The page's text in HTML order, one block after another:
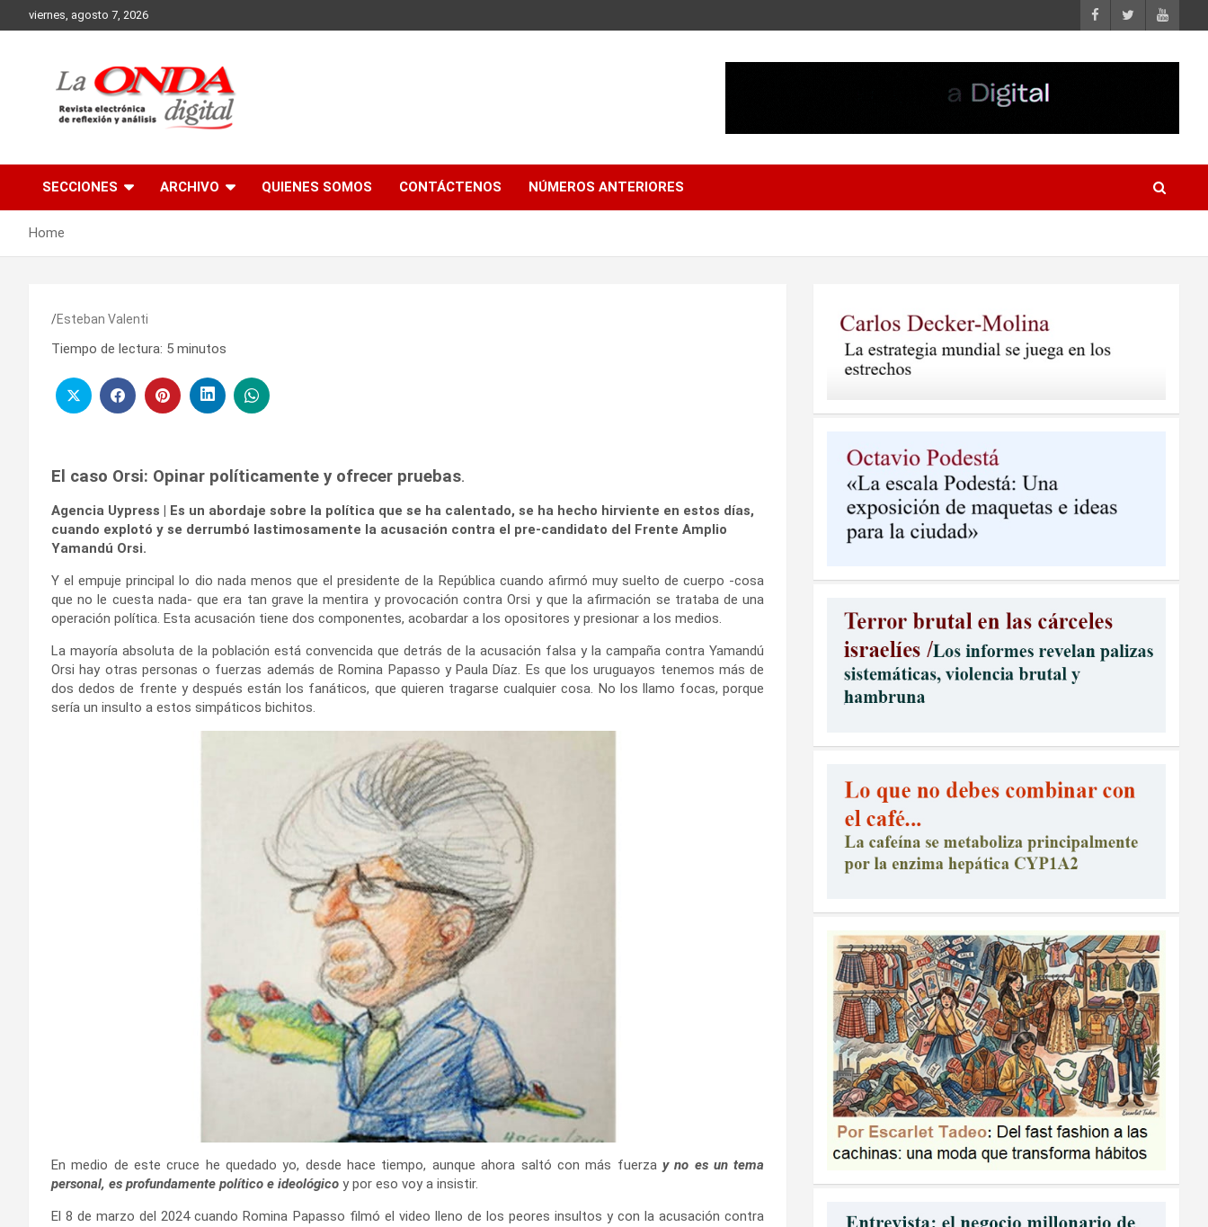
to
viernes, agosto 7, 2026
SECCIONES ARCHIVO QUIENES SOMOS CONTÁCTENOS NÚMEROS ANTERIORES
Home
Esteban Valenti
Tiempo de lectura: 5 minutos
El caso Orsi: Opinar políticamente y ofrecer pruebas.
Agencia Uypress | Es un abordaje sobre la política que se ha calentado, se ha hecho hirviente en estos días,
cuando explotó y se derrumbó lastimosamente la acusación contra el pre-candidato del Frente Amplio
Yamandú Orsi.
Y el empuje principal lo dio nada menos que el presidente de la República cuando afirmó muy suelto de cuerpo -cosa
que no le cuesta nada- que era tan grave la mentira y provocación contra Orsi y que la afirmación se trataba de una
operación política. Esta acusación tiene dos componentes, acobardar a los opositores y presionar a los medios.
La mayoría absoluta de la población está convencida que detrás de la acusación falsa y la campaña contra Yamandú
Orsi hay otras personas o fuerzas además de Romina Papasso y Paula Díaz. Es que los uruguayos tenemos más de
dos dedos de frente y después están los fanáticos, que quieren tragarse cualquier cosa. No los llamo focas, porque
sería un insulto a estos simpáticos bichitos.
En medio de este cruce he quedado yo, desde hace tiempo, aunque ahora saltó con más fuerzay no es un tema
personal, es profundamente político e ideológico y por eso voy a insistir.
El 8 de marzo del 2024 cuando Romina Papasso filmó el video lleno de los peores insultos y con la acusación contra